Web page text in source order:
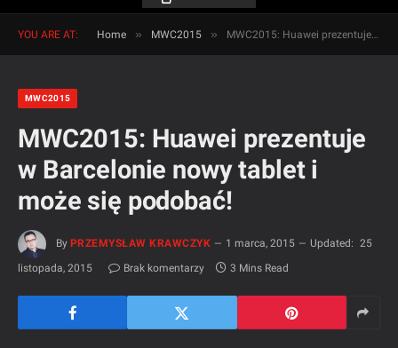
YOU ARE AT: Home » MWC2015 » MWC2015: Huawei prezentuje w Barcelonie nowy tablet i może się podobać!
MWC2015
MWC2015: Huawei prezentuje
w Barcelonie nowy tablet i
może się podobać!
By PRZEMYSŁAW KRAWCZYK 1 marca, 2015 Updated: 25
listopada, 2015
Brak komentarzy 3 Mins Read